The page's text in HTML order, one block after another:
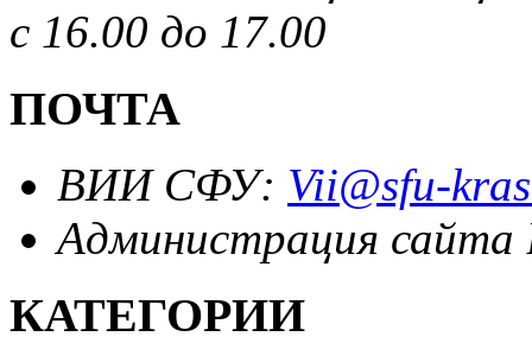
с 16.00 до 17.00
ПОЧТА
ВИИ СФУ: Vii@sfu-
Администрация
КАТЕГОРИИ